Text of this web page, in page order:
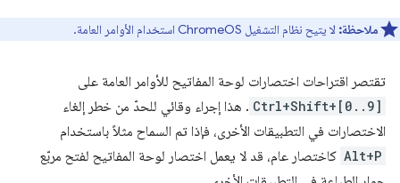
ملاحظة: لا يتيح نظام التشغيل ChromeOS استخدام الأوامر العامة.
تقتصر اقتراحات اختصارات لوحة المفاتيح للأوامر العامة على
Ctrl+Shift+[0..9] . هذا إجراء وقائي للحدّ من خطر إلغاء
الاختصارات في التطبيقات الأخرى، فإذا تم السماح مثلاً باستخدام
Alt+P كاختصار عام، قد لا يعمل اختصار لوحة المفاتيح لفتح مربّع